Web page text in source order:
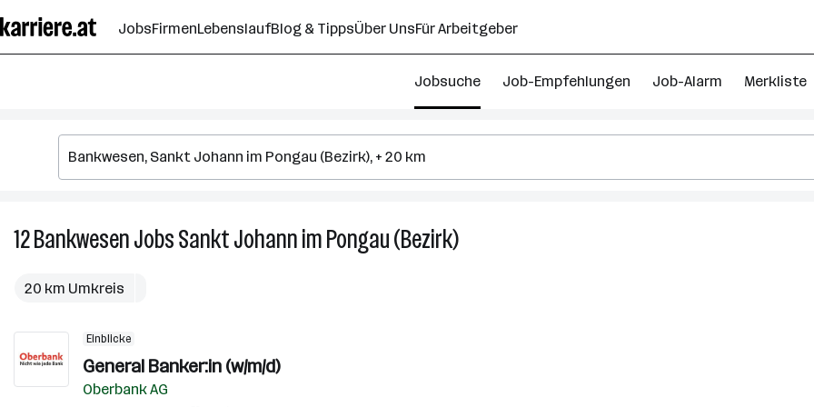
Seiteninhalt
springen
JobsFirmenLebenslaufBlog & TippsÜber UnsFür Arbeitgeber
Jobsuche Job-Empfehlungen Job-Alarm Merkliste
12BankwesenJobsSankt Johann im Pongau (Bezirk)12
20 km Umkreis
Einblicke
General Banker:in (w/m/d)
Oberbank AG